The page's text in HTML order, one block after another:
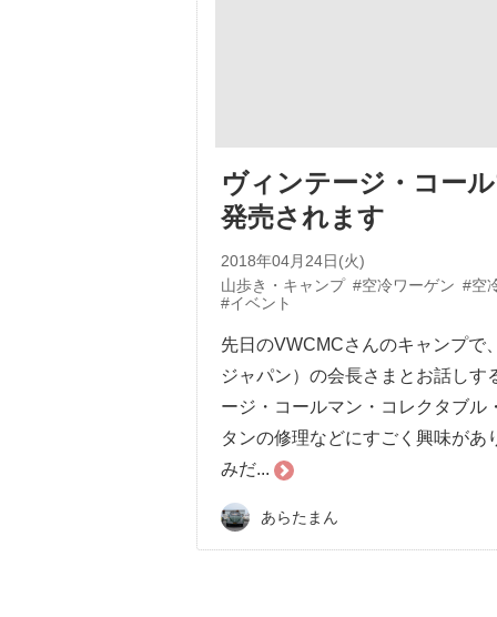
ヴィンテージ・コー
発売されます
2018年04月24日(火)
山歩き・キャンプ #空冷ワーゲン #空
#イベント
先日のVWCMCさんのキャンプで
ジャパン）の会長さまとお話し
ージ・コールマン・コレクタブル
タンの修理などにすごく興味が
みだ...
あらたまん